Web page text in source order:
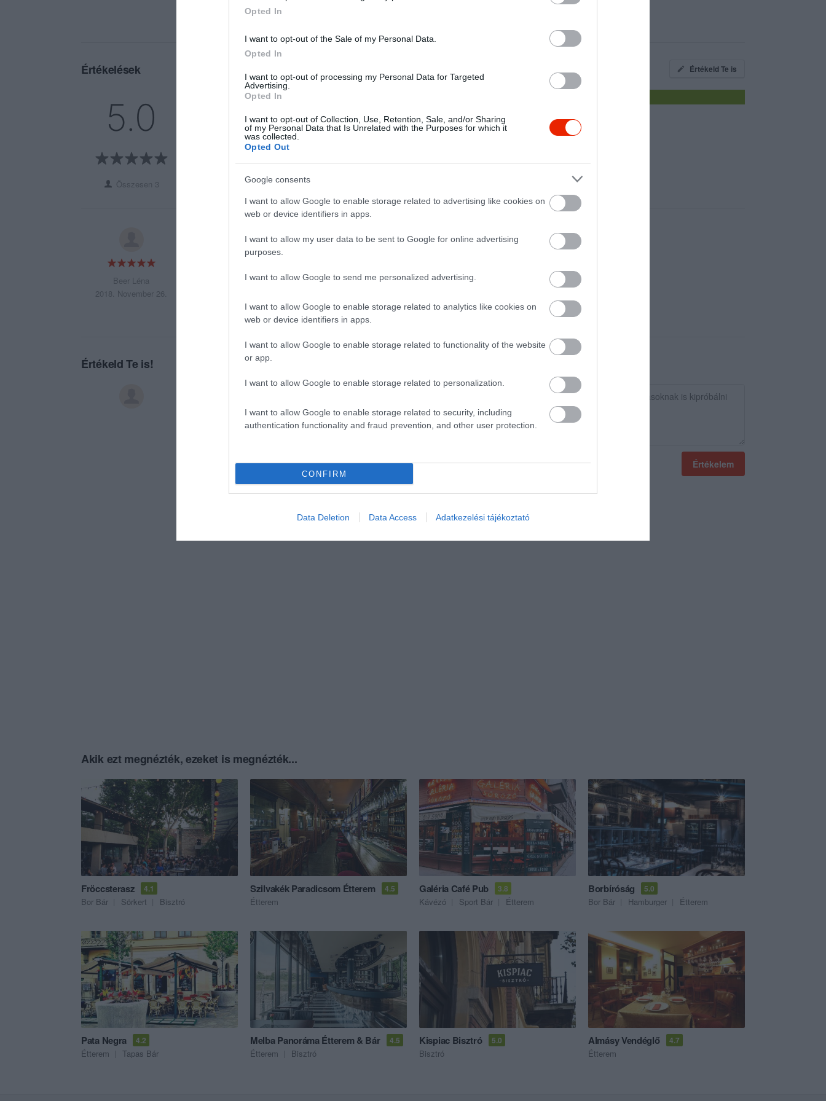
Opted In
I want to opt-out of the Sale of my Personal Data.
Opted In
I want to opt-out of processing my Personal Data for Targeted
Advertising.
Opted In
I want to opt-out of Collection, Use, Retention, Sale, and/or Sharing
of my Personal Data that Is Unrelated with the Purposes for which it
was collected.
Opted Out
Google consents
I want to allow Google to enable storage related to advertising like cookies on
web or device identifiers in apps.
I want to allow my user data to be sent to Google for online advertising
purposes.
I want to allow Google to send me personalized advertising.
I want to allow Google to enable storage related to analytics like cookies on
web or device identifiers in apps.
I want to allow Google to enable storage related to functionality of the website
or app.
I want to allow Google to enable storage related to personalization.
I want to allow Google to enable storage related to security, including
authentication functionality and fraud prevention, and other user protection.
CONFIRM
Data Deletion Data Access Adatkezelési tájékoztató
Értékelések Értékeld Te is
5.0
Összesen 3
Beer Léna
2018. November 26.
Ėtelek finomak voltak! A kiszolgálás kiváló!
Értékeld Te is!
Értékelem
Akik ezt megnézték, ezeket is megnézték...
Fröccsterasz 4.1
Bor Bár Sörkert Bisztró
Szilvakék Paradicsom Étterem 4.5
Étterem
Galéria Café Pub 3.8
Kávézó Sport Bár Étterem
Borbíróság 5.0
Bor Bár Hamburger Étterem
Pata Negra 4.2
Étterem Tapas Bár
Melba Panoráma Étterem & Bár 4.5
Étterem Bisztró
Kispiac Bisztró 5.0
Bisztró
Almásy Vendéglő 4.7
Étterem